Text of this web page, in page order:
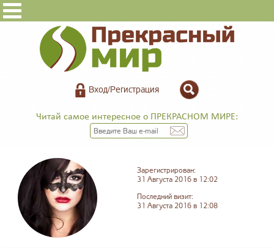
Вход/Регистрация
Читай самое интересное о ПРЕКРАСНОМ МИРЕ:
Зарегистрирован:
31 Августа 2016 в 12:02
Последний визит:
31 Августа 2016 в 12:08